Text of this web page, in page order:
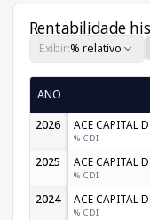
Rentabilidade
Exibir:% relativo
ANO
2026
ACE CAPITAL
% CDI
2025 ACE CAPITAL
% CDI
2024 ACE CAPITAL
% CDI